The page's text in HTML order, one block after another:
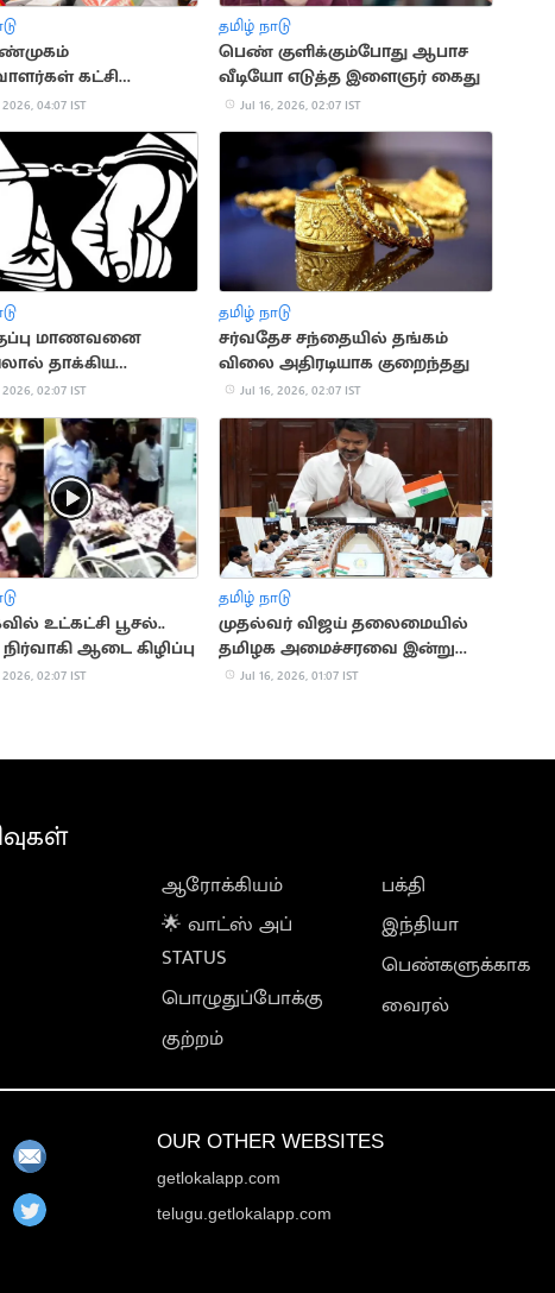
கட்சி
இருந்து நீக்கம்
2026, 04:07 IST
தமிழ் நாடு
பெண் குளிக்கும்போது ஆபாச
வீடியோ எடுத்த இளைஞர் கைது
Jul 16, 2026, 02:07 IST
மாணவனை
தாக்கிய
ஆசிரியர்
2026, 02:07 IST
தமிழ் நாடு
சர்வதேச சந்தையில் தங்கம்
விலை அதிரடியாக குறைந்தது
Jul 16, 2026, 02:07 IST
உட்கட்சி பூசல்..
ஆடை கிழிப்பு
2026, 02:07 IST
தமிழ் நாடு
முதல்வர் விஜய் தலைமையில்
தமிழக அமைச்சரவை இன்று
கூடுகிறது!
Jul 16, 2026, 01:07 IST
ஆரோக்கியம்
🌟 வாட்ஸ் அப்
STATUS
பொழுதுப்போக்கு
குற்றம்
பக்தி
இந்தியா
பெண்களுக்காக
வைரல்
OUR OTHER WEBSITES
getlokalapp.com
telugu.getlokalapp.com